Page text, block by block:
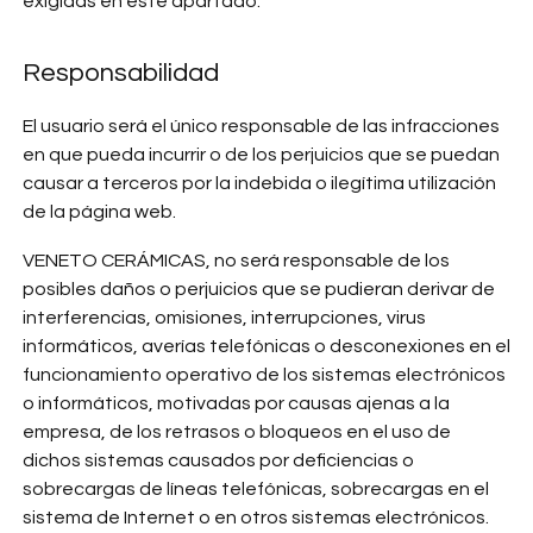
Responsabilidad
El usuario será el único responsable de las infracciones
en que pueda incurrir o de los perjuicios que se puedan
causar a terceros por la indebida o ilegítima utilización
de la página web.
VENETO CERÁMICAS, no será responsable de los
posibles daños o perjuicios que se pudieran derivar de
interferencias, omisiones, interrupciones, virus
informáticos, averías telefónicas o desconexiones en el
funcionamiento operativo de los sistemas electrónicos
o informáticos, motivadas por causas ajenas a la
empresa, de los retrasos o bloqueos en el uso de
dichos sistemas causados por deficiencias o
sobrecargas de líneas telefónicas, sobrecargas en el
sistema de Internet o en otros sistemas electrónicos.